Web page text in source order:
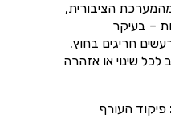
הציבורית,
– בעיקר
חריגים בחוץ.
לכל שינוי או אזהרה
פיקוד העורף